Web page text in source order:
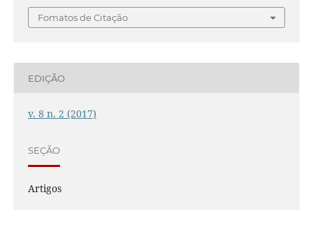
Fomatos de Citação
EDIÇÃO
v. 8 n. 2 (2017)
SEÇÃO
Artigos